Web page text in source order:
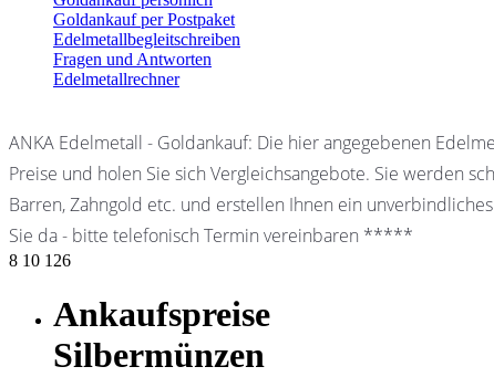
Goldankauf per Postpaket
Edelmetallbegleitschreiben
Fragen und Antworten
Edelmetallrechner
ANKA Edelmetall - Goldankauf: Die hier angegebenen
Preise und holen Sie sich Vergleichsangebote. Sie werden
Barren, Zahngold etc. und erstellen Ihnen ein
Sie da - bitte telefonisch Termin vereinbaren *****
8 10 126
Ankaufspreise
Silbermünzen